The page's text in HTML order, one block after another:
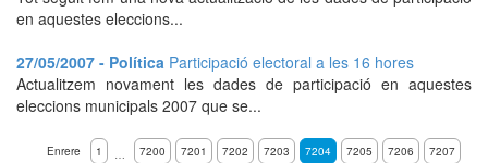
en aquestes eleccions...
27/05/2007 - Política Participació electoral a les 16 hores
Actualitzem novament les dades de participació en aquestes
eleccions municipals 2007 que se...
Enrere 1 … 7200 7201 7202 7203 7204 7205 7206
7207